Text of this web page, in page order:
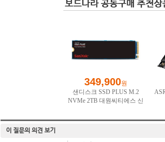
이 질문의 의견 보기